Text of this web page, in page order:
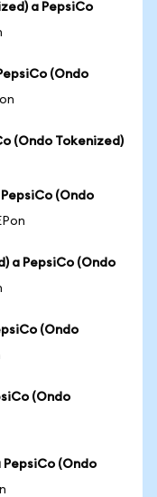
a PepsiCo
(Ondo
(Ondo Tokenized)
(Ondo
a PepsiCo (Ondo
(Ondo
(Ondo
PepsiCo (Ondo